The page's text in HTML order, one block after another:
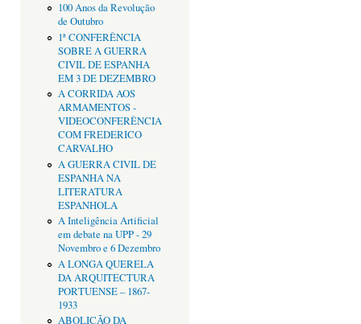
100 Anos da Revolução
de Outubro
1ª CONFERÊNCIA
SOBRE A GUERRA
CIVIL DE ESPANHA
EM 3 DE DEZEMBRO
A CORRIDA AOS
ARMAMENTOS -
VIDEOCONFERÊNCIA
COM FREDERICO
CARVALHO
A GUERRA CIVIL DE
ESPANHA NA
LITERATURA
ESPANHOLA
A Inteligência Artificial
em debate na UPP - 29
Novembro e 6 Dezembro
A LONGA QUERELA
DA ARQUITECTURA
PORTUENSE – 1867-
1933
ABOLIÇÃO DA